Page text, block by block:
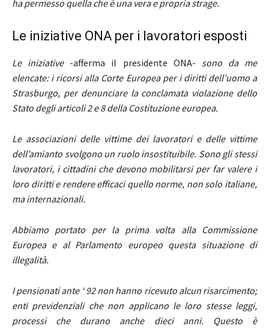
ha permesso quella che è una vera e propria strage.
Le iniziative ONA per i lavoratori esposti
Le iniziative -afferma il presidente ONA- sono da me
elencate: i ricorsi alla Corte Europea per i diritti dell’uomo a
Strasburgo, per denunciare la conclamata violazione dello
Stato degli articoli 2 e 8 della Costituzione europea.
Le associazioni delle vittime dei lavoratori e delle vittime
dell’amianto svolgono un ruolo insostituibile. Sono gli stessi
lavoratori, i cittadini che devono mobilitarsi per far valere i
loro diritti e rendere efficaci quello norme, non solo italiane,
ma internazionali.
Abbiamo portato per la prima volta alla Commissione
Europea e al Parlamento europeo questa situazione di
illegalità.
I pensionati ante ‘ 92 non hanno ricevuto alcun risarcimento;
enti previdenziali che non applicano le loro stesse leggi,
processi che durano anche dieci anni. Questo è